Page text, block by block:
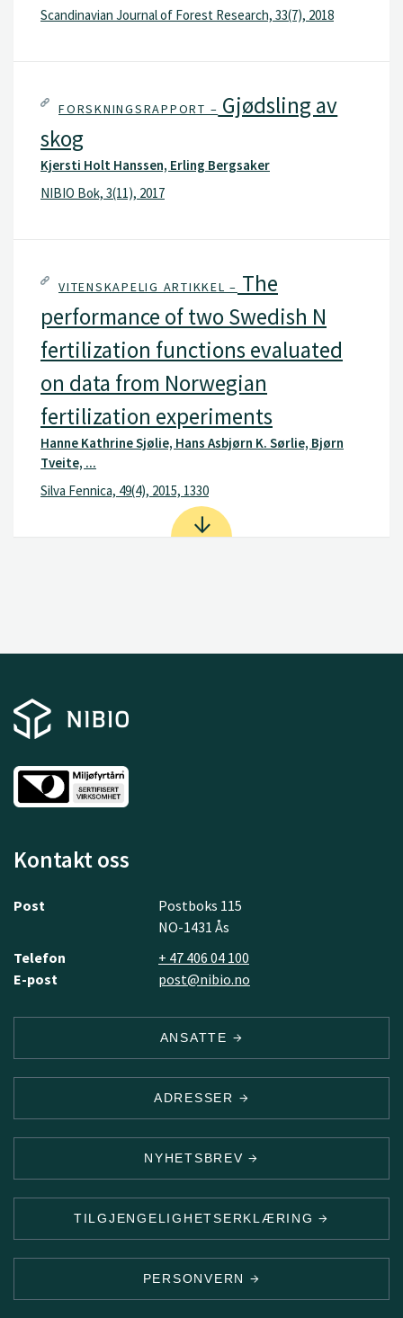
Scandinavian Journal of Forest Research, 33(7), 2018
FORSKNINGSRAPPORT – Gjødsling av
skog
Kjersti Holt Hanssen, Erling Bergsaker
NIBIO Bok, 3(11), 2017
VITENSKAPELIG ARTIKKEL – The
performance of two Swedish N
fertilization functions evaluated
on data from Norwegian
fertilization experiments
Hanne Kathrine Sjølie, Hans Asbjørn K. Sørlie, Bjørn
Tveite, ...
Silva Fennica, 49(4), 2015, 1330
Kontakt oss
Post
Postboks 115
NO-1431 Ås
Telefon
+ 47 406 04 100
E-post
post@nibio.no
ANSATTE
ADRESSER
NYHETSBREV
TILGJENGELIGHETSERKLÆRING
PERSONVERN